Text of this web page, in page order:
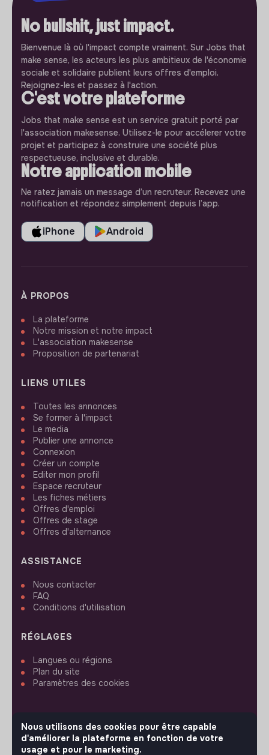
No bullshit, just impact.
Bienvenue là où l'impact compte vraiment. Sur Jobs that
make sense, les acteurs les plus ambitieux de l'économie
sociale et solidaire publient leurs offres d'emploi.
Rejoignez-les et passez à l'action.
C'est votre plateforme
Jobs that make sense est un service gratuit porté par
l'association makesense. Utilisez-le pour accélerer votre
projet et participez à construire une société plus
respectueuse, inclusive et durable.
Notre application mobile
Ne ratez jamais un message d’un recruteur. Recevez une
notification et répondez simplement depuis l’app.
iPhone Android
À PROPOS
La plateforme
Notre mission et notre impact
L'association makesense
Proposition de partenariat
LIENS UTILES
Toutes les annonces
Se former à l'impact
Le media
Publier une annonce
Connexion
Créer un compte
Editer mon profil
Espace recruteur
Les fiches métiers
Offres d'emploi
Offres de stage
Offres d'alternance
ASSISTANCE
Nous contacter
FAQ
Conditions d'utilisation
RÉGLAGES
Langues ou régions
Plan du site
Paramètres des cookies
SUIVEZ-NOUS
Nous utilisons des cookies pour être capable
d'améliorer la plateforme en fonction de votre
usage et pour le marketing.